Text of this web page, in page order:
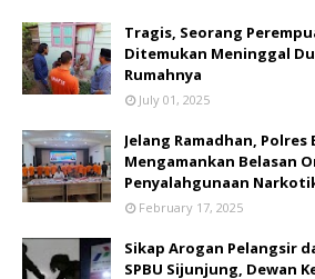
Tragis, Seorang
Ditemukan Meninggal
Rumahnya
July 01, 2025
Jelang Ramadhan,
Mengamankan Belasan
Penyalahgunaan
February 17, 2025
Sikap Arogan Pelangsir
SPBU Sijunjung, Dewan